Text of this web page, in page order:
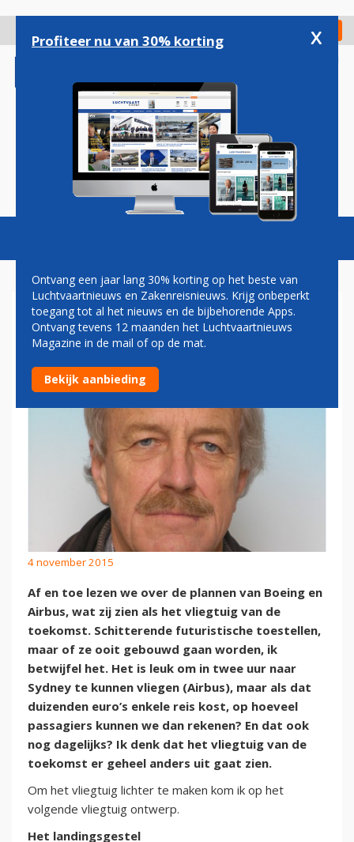
gaan
Check in
Magazine Podcasts Vacatures
PAUL GROVE: DE MAGLEV,
HET WIELLOZE VLIEGTUIG
4 november 2015
Af en toe lezen we over de plannen van Boeing en
Airbus, wat zij zien als het vliegtuig van de
toekomst. Schitterende futuristische toestellen,
maar of ze ooit gebouwd gaan worden, ik
betwijfel het. Het is leuk om in twee uur naar
Sydney te kunnen vliegen (Airbus), maar als dat
duizenden euro’s enkele reis kost, op hoeveel
passagiers kunnen we dan rekenen? En dat ook
nog dagelijks? Ik denk dat het vliegtuig van de
toekomst er geheel anders uit gaat zien.
Om het vliegtuig lichter te maken kom ik op het
volgende vliegtuig ontwerp.
Het landingsgestel
Profiteer nu van 30% korting x
Ontvang een jaar lang 30% korting op het beste van
Luchtvaartnieuws en Zakenreisnieuws. Krijg onbeperkt
toegang tot al het nieuws en de bijbehorende Apps.
Ontvang tevens 12 maanden het Luchtvaartnieuws
Magazine in de mail of op de mat.
Bekijk aanbieding